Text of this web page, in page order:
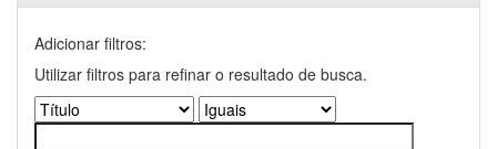
Adicionar filtros:
Utilizar filtros para refinar o resultado de busca.